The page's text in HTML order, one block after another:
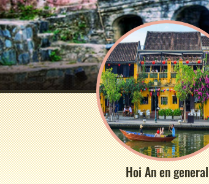
Hoi An en general